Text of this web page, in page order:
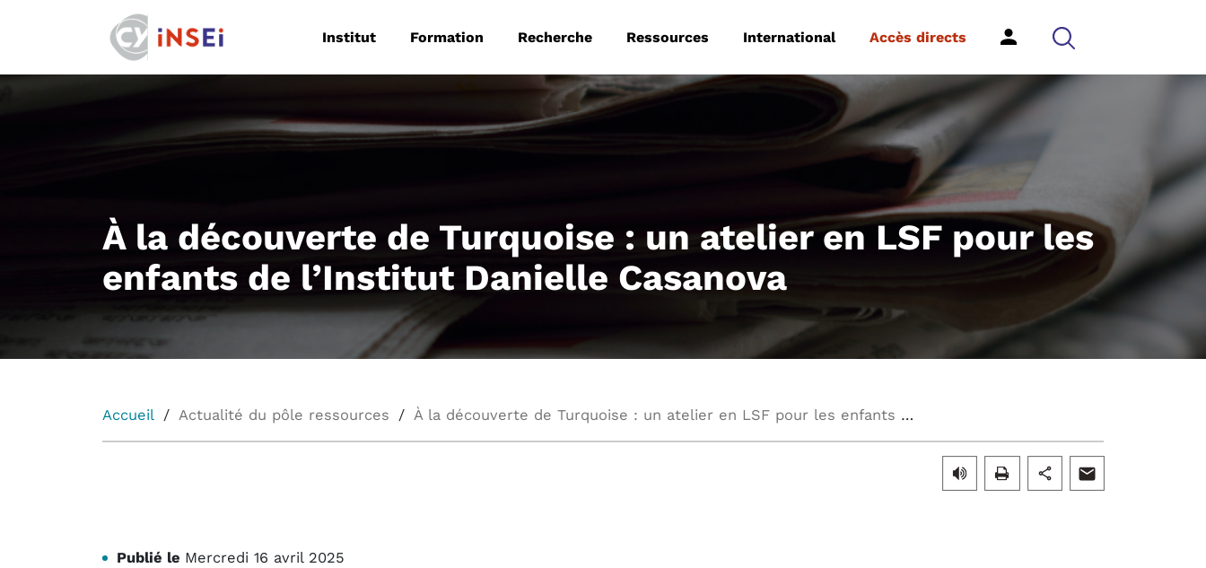
Institut Formation Recherche Ressources International Accès directs
À la découverte de Turquoise : un atelier en LSF pour les
enfants de l’Institut Danielle Casanova
Accueil Actualité du pôle ressources À la découverte de Turquoise : un atelier en LSF pour les enfants de l’Institut Danielle Casanova
Publié le Mercredi 16 avril 2025